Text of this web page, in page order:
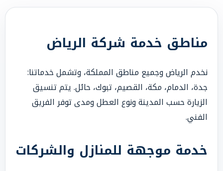
مناطق خدمة شركة الرياض
نخدم الرياض وجميع مناطق المملكة، وتشمل خدماتنا:
جدة، الدمام، مكة، القصيم، تبوك، حائل. يتم تنسيق
الزيارة حسب المدينة ونوع العطل ومدى توفر الفريق
الفني.
خدمة موجهة للمنازل والشركات